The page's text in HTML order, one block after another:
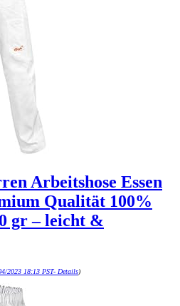
Arbeitshose Essen
Qualität 100%
gr – leicht &
2023 18:13 PST- Details)